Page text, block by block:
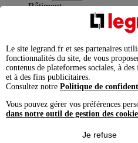
Bâtiment
Logement adapté et
Tertiaire
Bureau, tertiaire
Tertiaire de proximité
Commerce et sport
Hôtellerie
Mobilier de bureau,
Bâtiment public
Le site legrand.fr et ses partenaires
fonctionnalités du site, de vous
contenus de plateformes sociales, à
et à des fins publicitaires.
Consultez notre Politique de
Vous pouvez gérer vos préférences
dans notre outil de gestion des
Je refuse